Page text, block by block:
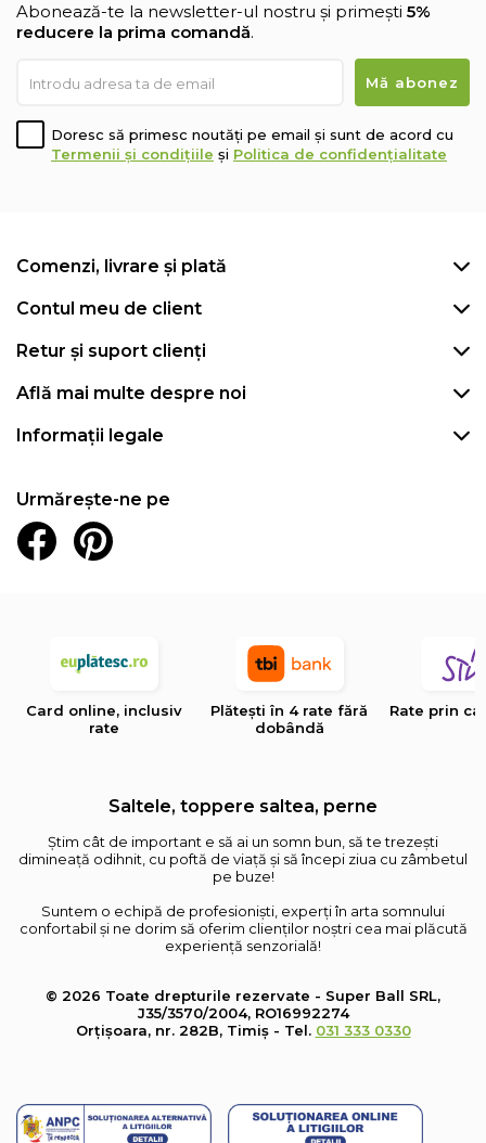
Abonează-te la newsletter-ul nostru și primești 5%
reducere la prima comandă.
Doresc să primesc noutăți pe email și sunt de acord cu
Termenii și condițiile și Politica de confidențialitate
Comenzi, livrare și plată
Contul meu de client
Retur și suport clienți
Află mai multe despre noi
Informații legale
Urmărește-ne pe
Card online, inclusiv
rate
Plătești în 4 rate fără
dobândă
Rate prin
Saltele, toppere saltea, perne
Știm cât de important e să ai un somn bun, să te trezești
dimineață odihnit, cu poftă de viață și să începi ziua cu zâmbetul
pe buze!
Suntem o echipă de profesioniști, experți în arta somnului
confortabil și ne dorim să oferim clienților noștri cea mai plăcută
experiență senzorială!
© 2026 Toate drepturile rezervate - Super Ball SRL,
J35/3570/2004, RO16992274
Orțișoara, nr. 282B, Timiș - Tel. 031 333 0330